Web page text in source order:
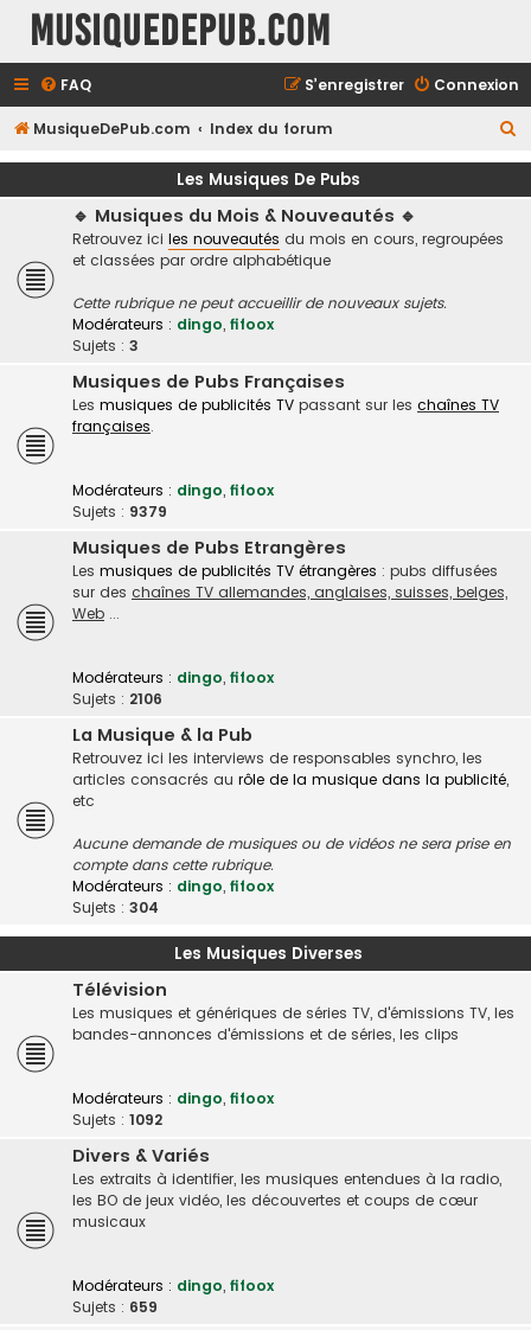
MusiqueDePub.com
FAQ Connexion
S’enregistrer
MusiqueDePub.com Index du forum
e
Les Musiques De Pubs
🔹 Musiques du Mois & Nouveautés 🔹
Retrouvez ici les nouveautés du mois en cours, regroupées
et classées par ordre alphabétique
Cette rubrique ne peut accueillir de nouveaux sujets.
Modérateurs : dingo, fifoox
Sujets : 3
Musiques de Pubs Françaises
Les musiques de publicités TV passant sur les chaînes TV
françaises.
Modérateurs : dingo, fifoox
Sujets : 9379
Musiques de Pubs Etrangères
Les musiques de publicités TV étrangères : pubs diffusées
sur des chaînes TV allemandes, anglaises, suisses, belges,
Web ...
Modérateurs : dingo, fifoox
Sujets : 2106
La Musique & la Pub
Retrouvez ici les interviews de responsables synchro, les
articles consacrés au rôle de la musique dans la publicité,
etc
Aucune demande de musiques ou de vidéos ne sera prise en
compte dans cette rubrique.
Modérateurs : dingo, fifoox
Sujets : 304
Les Musiques Diverses
Télévision
Les musiques et génériques de séries TV, d'émissions TV, les
bandes-annonces d'émissions et de séries, les clips
Modérateurs : dingo, fifoox
Sujets : 1092
Divers & Variés
Les extraits à identifier, les musiques entendues à la radio,
les BO de jeux vidéo, les découvertes et coups de cœur
musicaux
Modérateurs : dingo, fifoox
Sujets : 659